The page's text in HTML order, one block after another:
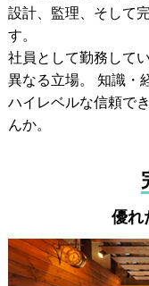
設計、監理、そして
す。
社員として勤務して
異なる立場。 知識・
ハイレベルな信頼で
んか。
優れ